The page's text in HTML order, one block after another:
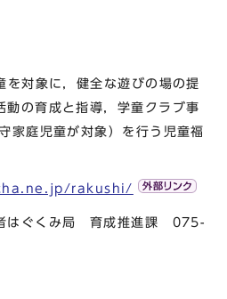
対象に，健全な遊びの場の提
動の育成と指導，学童クラブ事
家庭児童が対象）を行う児童福
rakushi/
はぐくみ局 育成推進課 075-